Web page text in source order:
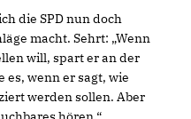
die SPD nun doch
macht. Sehrt: „Wenn
will, spart er an der
es, wenn er sagt, wie
werden sollen. Aber